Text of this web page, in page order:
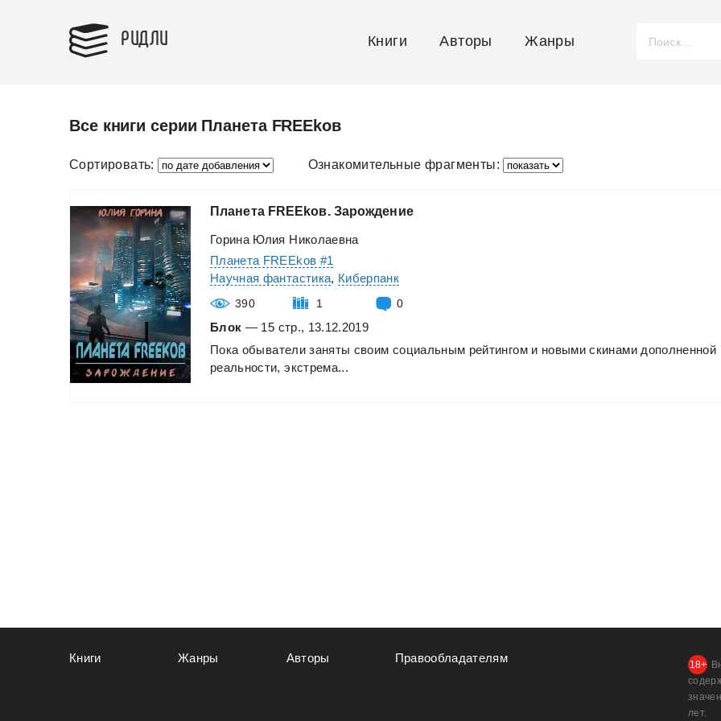
РИДЛИ Книги Авторы Жанры
Все книги серии Планета FREEkoв
Сортировать: Ознакомительные фрагменты:
Планета FREEkoв. Зарождение
Горина Юлия Николаевна
Планета FREEkoв #1
Научная фантастика, Киберпанк
390 1 0
Блок — 15 стр., 13.12.2019
Пока обыватели заняты своим социальным рейтингом и новыми скинами дополненной
реальности, экстрема...
Книги Жанры Авторы Правообладателям
лет.